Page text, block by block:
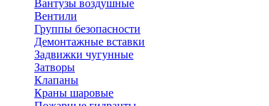
Вантузы воздушные
Вентили
Группы безопасности
Демонтажные вставки
Задвижки чугунные
Затворы
Клапаны
Краны шаровые